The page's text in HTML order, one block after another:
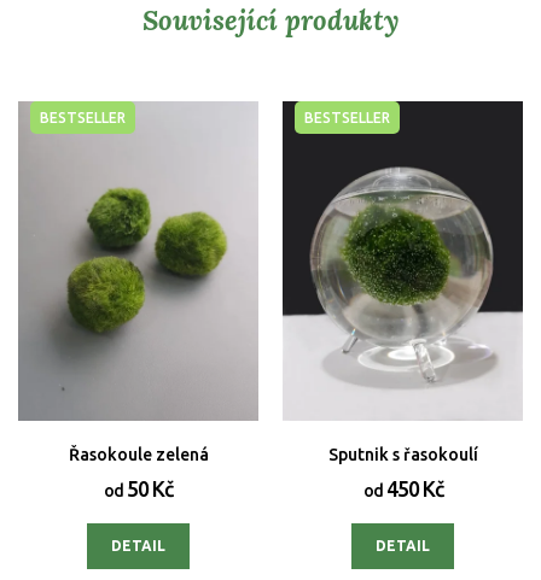
Související produkty
BESTSELLER
Řasokoule zelená
od 50 Kč
DETAIL
BESTSELLER
Sputnik s řasokoulí
od450 Kč
DETAIL